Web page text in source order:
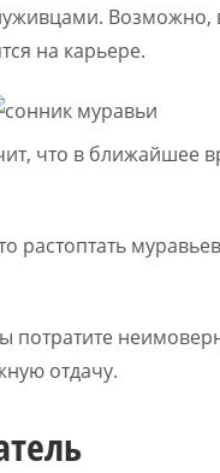
на карьере.
что в ближайшее
отдачу.